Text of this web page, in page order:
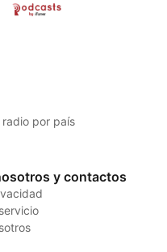
por país
y contactos